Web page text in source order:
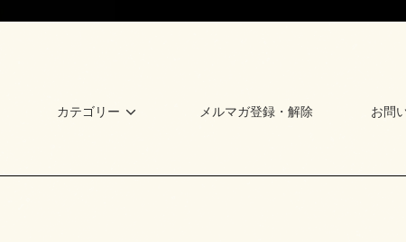
カテゴリー メルマガ登録・解除 お問